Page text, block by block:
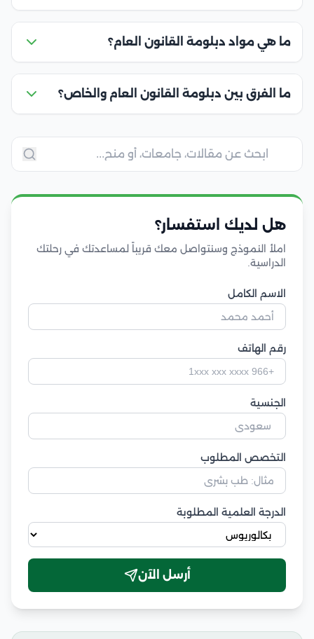
ما هي مواد دبلومة القانون العام؟
ما الفرق بين دبلومة القانون العام والخاص؟
هل لديك استفسار؟
املأ النموذج وسنتواصل معك قريباً لمساعدتك في رحلتك
الدراسية.
الاسم الكامل
رقم الهاتف
الجنسية
التخصص المطلوب
الدرجة العلمية المطلوبة
أرسل الآن